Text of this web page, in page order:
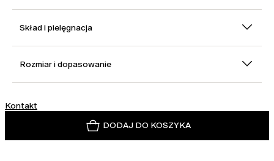
Skład i pielęgnacja
Rozmiar i dopasowanie
Kontakt
DODAJ DO KOSZYKA